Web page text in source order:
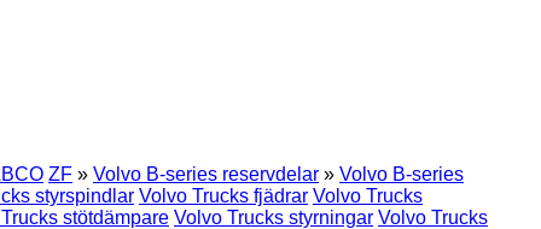
ZF » Volvo B-series reservdelar » Volvo B-series
styrspindlar Volvo Trucks fjädrar Volvo Trucks
stötdämpare Volvo Trucks styrningar Volvo Trucks